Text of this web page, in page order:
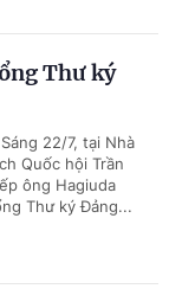
Thư ký
22/7, tại Nhà
Quốc hội Trần
ông Hagiuda
Thư ký Đảng...